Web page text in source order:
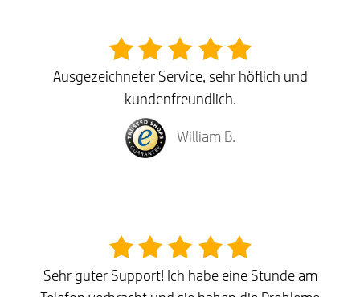
Ausgezeichneter Service, sehr höflich und
kundenfreundlich.
William B.
Sehr guter Support! Ich habe eine Stunde am